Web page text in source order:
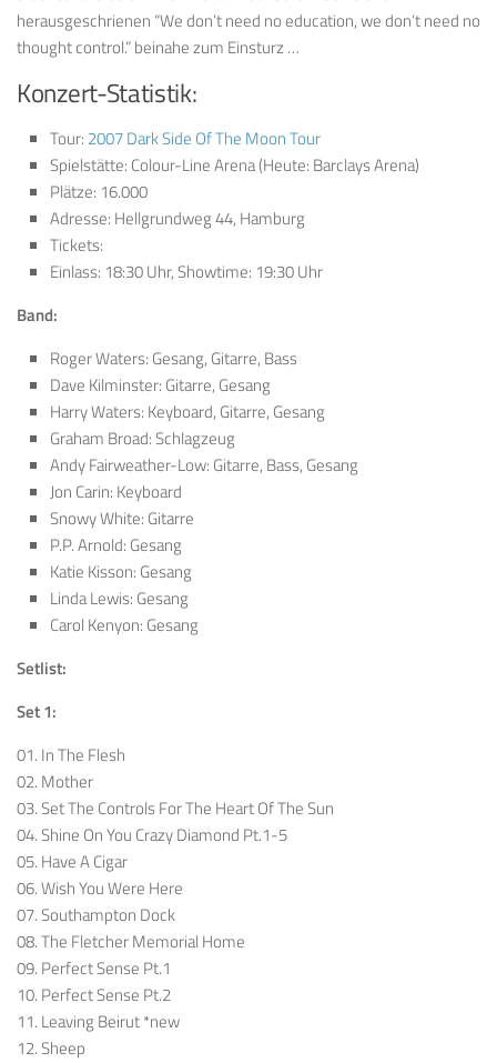
herausgeschrienen “We don’t need no education, we don’t need no
thought control.” beinahe zum Einsturz …
Konzert-Statistik:
Tour: 2007 Dark Side Of The Moon Tour
Spielstätte: Colour-Line Arena (Heute: Barclays Arena)
Plätze: 16.000
Adresse: Hellgrundweg 44, Hamburg
Tickets:
Einlass: 18:30 Uhr, Showtime: 19:30 Uhr
Band:
Roger Waters: Gesang, Gitarre, Bass
Dave Kilminster: Gitarre, Gesang
Harry Waters: Keyboard, Gitarre, Gesang
Graham Broad: Schlagzeug
Andy Fairweather-Low: Gitarre, Bass, Gesang
Jon Carin: Keyboard
Snowy White: Gitarre
P.P. Arnold: Gesang
Katie Kisson: Gesang
Linda Lewis: Gesang
Carol Kenyon: Gesang
Setlist:
Set 1:
01. In The Flesh
02. Mother
03. Set The Controls For The Heart Of The Sun
04. Shine On You Crazy Diamond Pt.1-5
05. Have A Cigar
06. Wish You Were Here
07. Southampton Dock
08. The Fletcher Memorial Home
09. Perfect Sense Pt.1
10. Perfect Sense Pt.2
11. Leaving Beirut *new
12. Sheep